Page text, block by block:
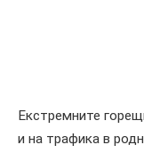
Екстремните
и на трафика в